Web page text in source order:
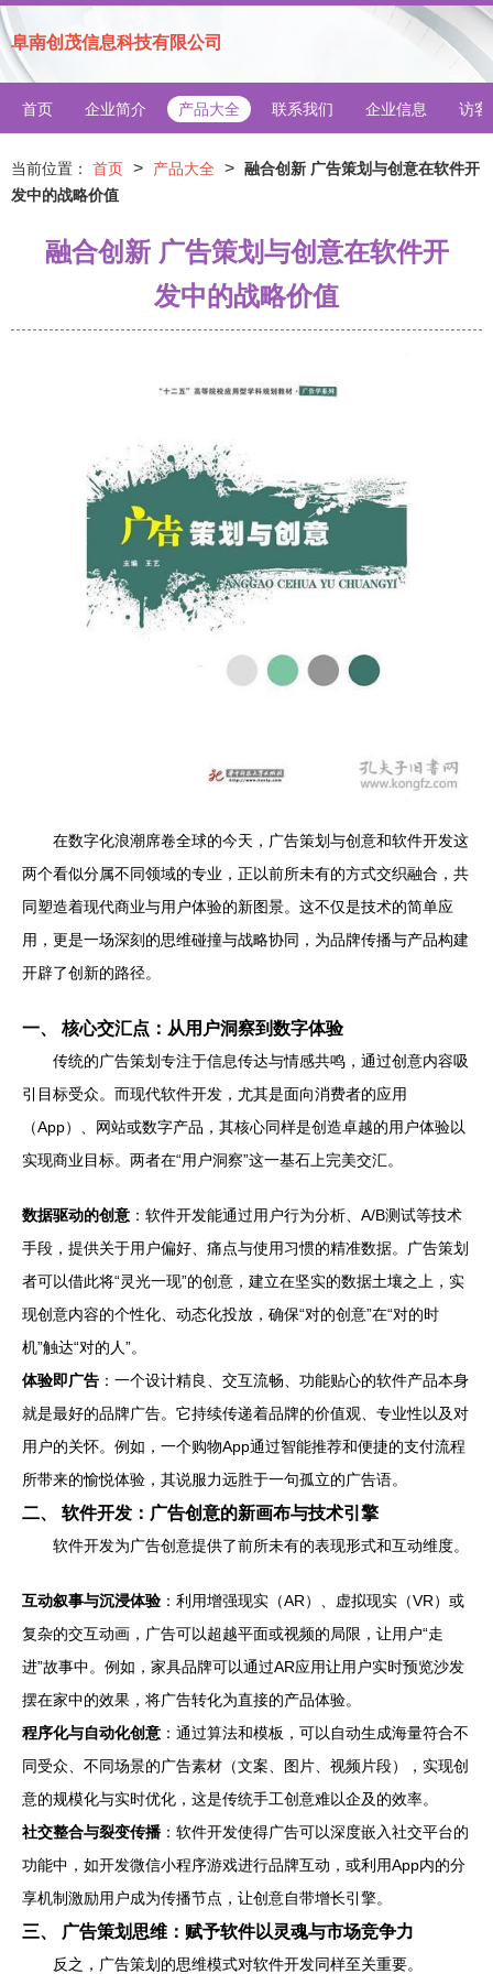
阜南创茂信息科技有限公司
首页 企业简介 产品大全 联系我们 企业信息 访客
当前位置： 首页 > 产品大全 > 融合创新 广告策划与创意在软件开
发中的战略价值
融合创新 广告策划与创意在软件开
发中的战略价值
在数字化浪潮席卷全球的今天，广告策划与创意和软件开发这
两个看似分属不同领域的专业，正以前所未有的方式交织融合，共
同塑造着现代商业与用户体验的新图景。这不仅是技术的简单应
用，更是一场深刻的思维碰撞与战略协同，为品牌传播与产品构建
开辟了创新的路径。
一、 核心交汇点：从用户洞察到数字体验
传统的广告策划专注于信息传达与情感共鸣，通过创意内容吸
引目标受众。而现代软件开发，尤其是面向消费者的应用
（App）、网站或数字产品，其核心同样是创造卓越的用户体验以
实现商业目标。两者在“用户洞察”这一基石上完美交汇。
数据驱动的创意 ：软件开发能通过用户行为分析、A/B测试等技术
手段，提供关于用户偏好、痛点与使用习惯的精准数据。广告策划
者可以借此将“灵光一现”的创意，建立在坚实的数据土壤之上，实
现创意内容的个性化、动态化投放，确保“对的创意”在“对的时
机”触达“对的人”。
体验即广告 ：一个设计精良、交互流畅、功能贴心的软件产品本身
就是最好的品牌广告。它持续传递着品牌的价值观、专业性以及对
用户的关怀。例如，一个购物App通过智能推荐和便捷的支付流程
所带来的愉悦体验，其说服力远胜于一句孤立的广告语。
二、 软件开发：广告创意的新画布与技术引擎
软件开发为广告创意提供了前所未有的表现形式和互动维度。
互动叙事与沉浸体验 ：利用增强现实（AR）、虚拟现实（VR）或
复杂的交互动画，广告可以超越平面或视频的局限，让用户“走
进”故事中。例如，家具品牌可以通过AR应用让用户实时预览沙发
摆在家中的效果，将广告转化为直接的产品体验。
程序化与自动化创意 ：通过算法和模板，可以自动生成海量符合不
同受众、不同场景的广告素材（文案、图片、视频片段），实现创
意的规模化与实时优化，这是传统手工创意难以企及的效率。
社交整合与裂变传播 ：软件开发使得广告可以深度嵌入社交平台的
功能中，如开发微信小程序游戏进行品牌互动，或利用App内的分
享机制激励用户成为传播节点，让创意自带增长引擎。
三、 广告策划思维：赋予软件以灵魂与市场竞争力
反之，广告策划的思维模式对软件开发同样至关重要。